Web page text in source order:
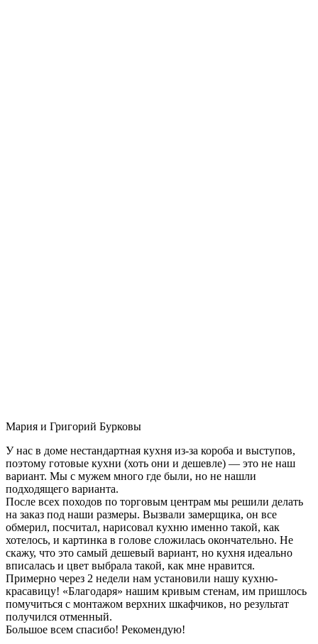
Мария и Григорий Бурковы
У нас в доме нестандартная кухня из-за короба и выступов,
поэтому готовые кухни (хоть они и дешевле) — это не наш
вариант. Мы с мужем много где были, но не нашли
подходящего варианта.
После всех походов по торговым центрам мы решили делать
на заказ под наши размеры. Вызвали замерщика, он все
обмерил, посчитал, нарисовал кухню именно такой, как
хотелось, и картинка в голове сложилась окончательно. Не
скажу, что это самый дешевый вариант, но кухня идеально
вписалась и цвет выбрала такой, как мне нравится.
Примерно через 2 недели нам установили нашу кухню-
красавицу! «Благодаря» нашим кривым стенам, им пришлось
помучиться с монтажом верхних шкафчиков, но результат
получился отменный.
Большое всем спасибо! Рекомендую!